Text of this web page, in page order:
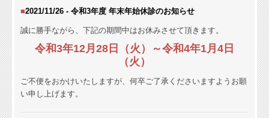
■2021/11/26 - 令和3年度 年末年始休診のお知らせ
誠に勝手ながら、下記の期間中はお休みさせて頂きます。
令和3年12月28日（火）～令和4年1月4日
（火）
ご不便をおかけいたしますが、何卒ご了承くださいますようお願
い申し上げます。